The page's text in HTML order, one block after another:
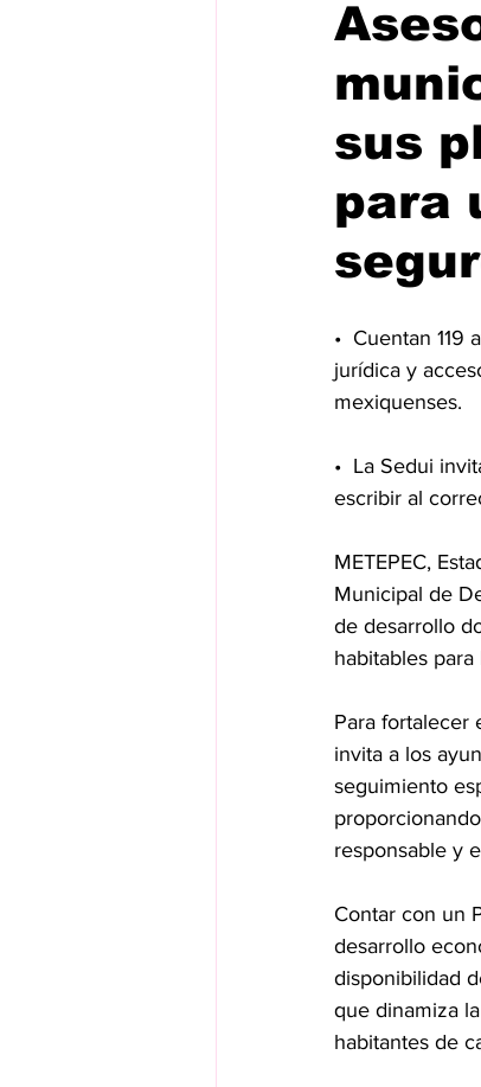
sus
para
•⁠  ⁠⁠Cuentan
jurídica y
mexiquenses.
•⁠  ⁠La Sedui
escribir al
METEPEC,
Municipal de
de desarrollo
habitables
Para fortalecer
invita a los
seguimiento
responsable y
Contar con un
desarrollo
disponibilidad
que dinamiza
habitantes de